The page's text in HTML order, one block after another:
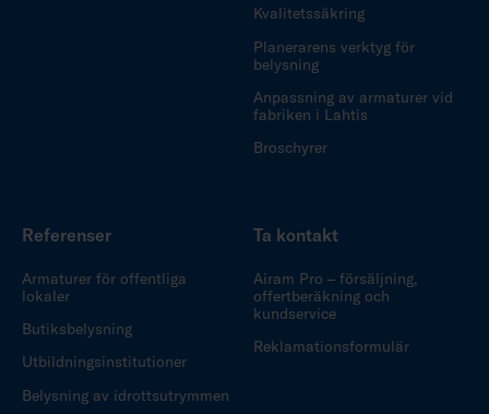
Kvalitetssäkring
Planerarens verktyg för
belysning
Anpassning av armaturer vid
fabriken i Lahtis
Broschyrer
Referenser
Armaturer för offentliga
lokaler
Butiksbelysning
Utbildningsinstitutioner
Belysning av idrottsutrymmen
Ta kontakt
Airam Pro – försäljning,
offertberäkning och
kundservice
Reklamationsformulär